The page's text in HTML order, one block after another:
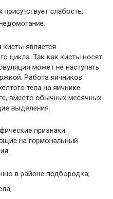
слабость,
является
цикла. Так как кисты носят
может не наступать
Работа яичников
тела на яичнике
вместо обычных месячных
выделения.
признаки
на гормональный
в районе подбородка;